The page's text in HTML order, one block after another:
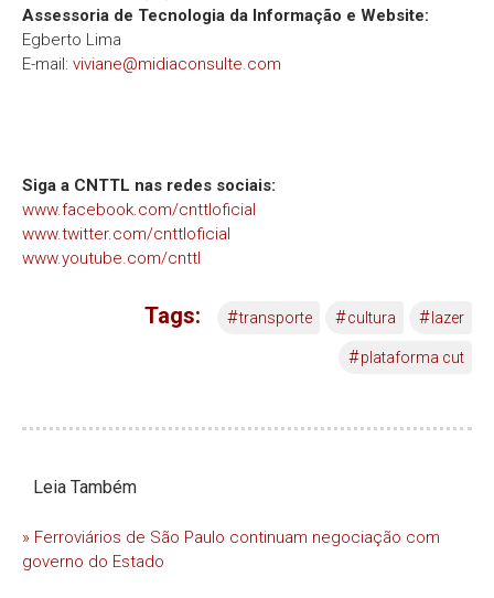
Assessoria de Tecnologia da Informação e Website:
Egberto Lima
E-mail: viviane@midiaconsulte.com
Siga a CNTTL nas redes sociais:
www.facebook.com/cnttloficial
www.twitter.com/cnttloficial
www.youtube.com/cnttl
Tags: #transporte #cultura # lazer
#plataforma cut
Leia Também
» Ferroviários de São Paulo continuam negociação com
governo do Estado